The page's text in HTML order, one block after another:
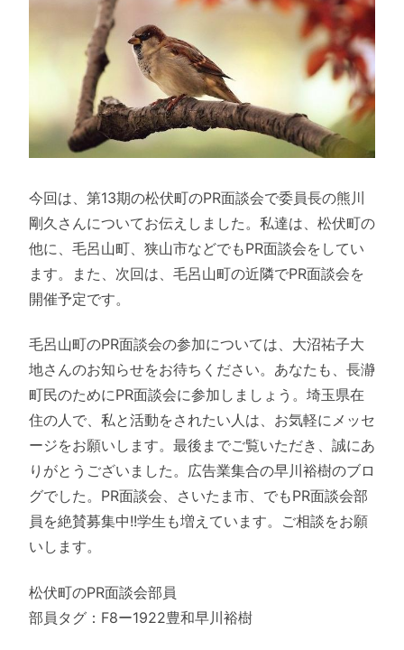
今回は、第13期の松伏町のPR面談会で委員長の熊川
剛久さんについてお伝えしました。私達は、松伏町の
他に、毛呂山町、狭山市などでもPR面談会をしてい
ます。また、次回は、毛呂山町の近隣でPR面談会を
開催予定です。
毛呂山町のPR面談会の参加については、大沼祐子大
地さんのお知らせをお待ちください。あなたも、長瀞
町民のためにPR面談会に参加しましょう。埼玉県在
住の人で、私と活動をされたい人は、お気軽にメッセ
ージをお願いします。最後までご覧いただき、誠にあ
りがとうございました。広告業集合の早川裕樹のブロ
グでした。PR面談会、さいたま市、でもPR面談会部
員を絶賛募集中!!学生も増えています。ご相談をお願
いします。
松伏町のPR面談会部員
部員タグ：F8ー1922豊和早川裕樹